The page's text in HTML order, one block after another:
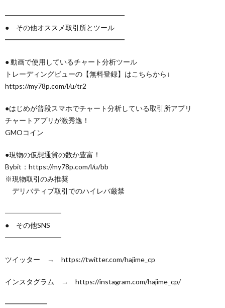
━━━━━━━━━━━━━━━━━
● その他オススメ取引所とツール
━━━━━━━━━━━━━━━━━
● 動画で使用しているチャート分析ツール
トレーディングビューの【無料登録】はこちらから↓
https://my78p.com/l/u/tr2
●はじめが普段スマホでチャート分析している取引所アプリ
チャートアプリが激秀逸！
GMOコイン
●現物の仮想通貨の数か豊富！
Bybit：https://my78p.com/l/u/bb
※現物取引のみ推奨
デリバティブ取引でのハイレバ厳禁
━━━━━━━━
● その他SNS
━━━━━━━━
ツイッター → https://twitter.com/hajime_cp
インスタグラム → ​https://instagram.com/hajime_cp/
━━━━━━